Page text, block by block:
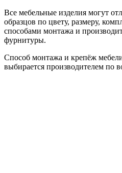
Все мебельные изделия могут
образцов по цвету, размеру,
способами монтажа и
фурнитуры.
Способ монтажа и крепёж
выбирается производителем по